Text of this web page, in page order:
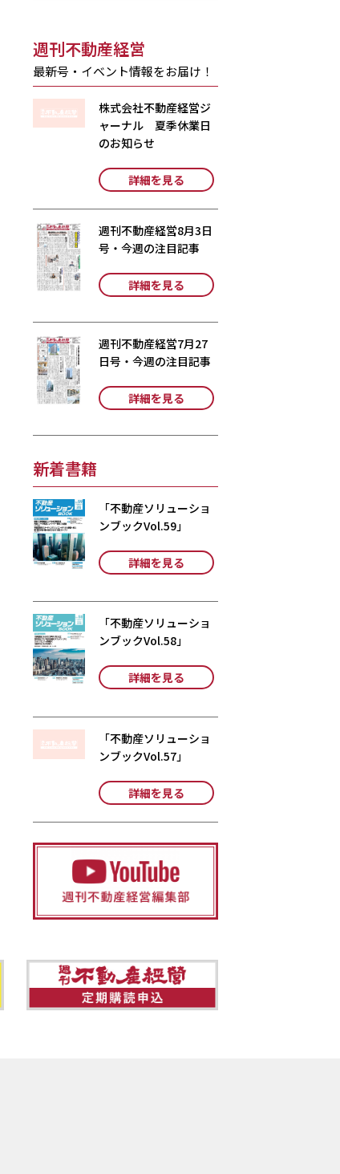
週刊不動産経営
最新号・イベント情報をお届け！
株式会社不動産経営ジ
ャーナル 夏季休業日
のお知らせ
詳細を見る
週刊不動産経営8月3日
号・今週の注目記事
詳細を見る
週刊不動産経営7月27
日号・今週の注目記事
詳細を見る
新着書籍
「不動産ソリューショ
ンブックVol.59」
詳細を見る
「不動産ソリューショ
ンブックVol.58」
詳細を見る
「不動産ソリューショ
ンブックVol.57」
詳細を見る